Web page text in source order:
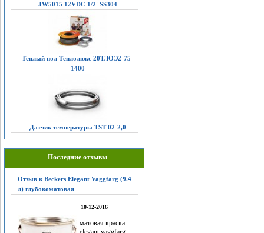
JW5015 12VDC 1/2' SS304
Теплый пол Теплолюкс 20ТЛОЭ2-75-
1400
Датчик температуры TST-02-2,0
Последние отзывы
Отзыв к Beckers Elegant Vaggfarg (9.4
л) глубокоматовая
10-12-2016
матовая краска